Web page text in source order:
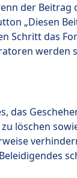
der Beitrag
„Diesen
Schritt das
werden
das
löschen